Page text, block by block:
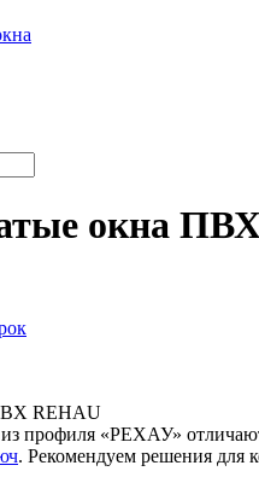
окна
REHAU
профиля «РЕХАУ»
. Рекомендуем решения для